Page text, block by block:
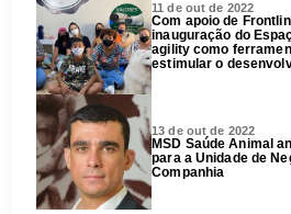
11 de out de 2022
Com apoio de
inauguração do
agility como
estimular o
13 de out de 2022
MSD Saúde Animal
para a Unidade de
Companhia